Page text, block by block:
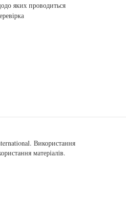
яких проводиться
. Використання
матеріалів.